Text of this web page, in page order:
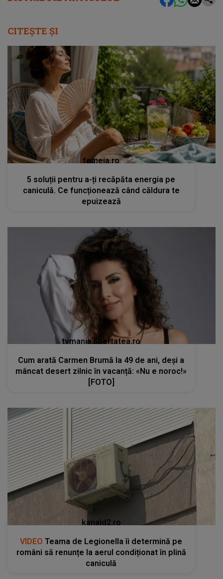
CITEȘTE ȘI
femeia.ro
5 soluții pentru a-ți recăpăta energia pe
caniculă. Ce funcționează când căldura te
epuizează
tvmania.libertatea.ro
Cum arată Carmen Brumă la 49 de ani, deși a
mâncat desert zilnic în vacanță: «Nu e noroc!»
[FOTO]
kanald2.ro
VIDEO Teama de Legionella îi determină pe
români să renunțe la aerul condiționat în plină
caniculă